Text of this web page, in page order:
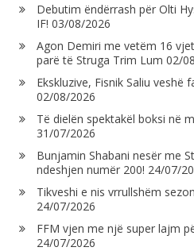
Debutim ëndërrash për Olti
IF! 03/08/2026
Agon Demiri me vetëm 16
parë të Struga Trim Lum 02/
Ekskluzive, Fisnik Saliu veshë
02/08/2026
Të dielën spektakël boksi në
31/07/2026
Bunjamin Shabani nesër me
ndeshjen numër 200! 24/07/
Tikveshi e nis vrrullshëm
24/07/2026
FFM vjen me një super lajm
24/07/2026